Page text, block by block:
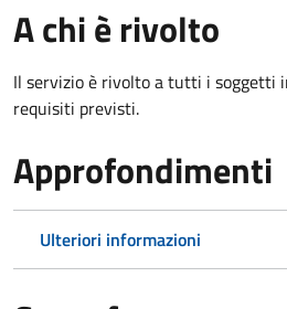
A chi è rivolto
Il servizio è rivolto a tutti i soggetti
requisiti previsti.
Approfondimenti
Ulteriori informazioni